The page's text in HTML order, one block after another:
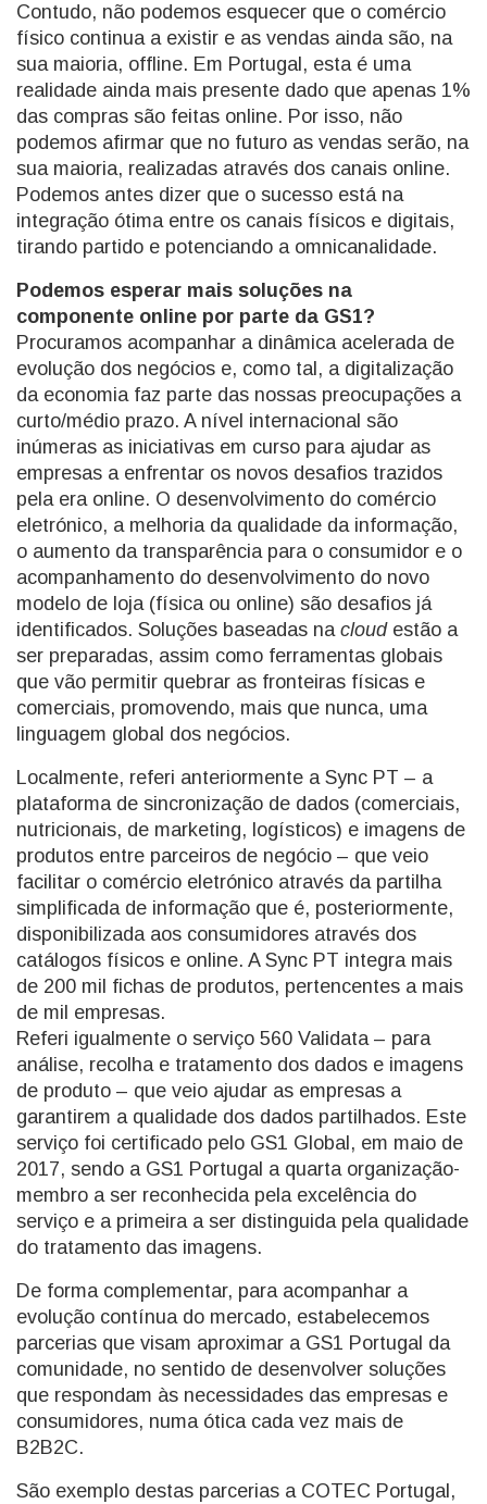
Contudo, não podemos esquecer que o comércio
físico continua a existir e as vendas ainda são, na
sua maioria, offline. Em Portugal, esta é uma
realidade ainda mais presente dado que apenas 1%
das compras são feitas online. Por isso, não
podemos afirmar que no futuro as vendas serão, na
sua maioria, realizadas através dos canais online.
Podemos antes dizer que o sucesso está na
integração ótima entre os canais físicos e digitais,
tirando partido e potenciando a omnicanalidade.
Podemos esperar mais soluções na
componente online por parte da GS1?
Procuramos acompanhar a dinâmica acelerada de
evolução dos negócios e, como tal, a digitalização
da economia faz parte das nossas preocupações a
curto/médio prazo. A nível internacional são
inúmeras as iniciativas em curso para ajudar as
empresas a enfrentar os novos desafios trazidos
pela era online. O desenvolvimento do comércio
eletrónico, a melhoria da qualidade da informação,
o aumento da transparência para o consumidor e o
acompanhamento do desenvolvimento do novo
modelo de loja (física ou online) são desafios já
identificados. Soluções baseadas na cloudestão a
ser preparadas, assim como ferramentas globais
que vão permitir quebrar as fronteiras físicas e
comerciais, promovendo, mais que nunca, uma
linguagem global dos negócios.
Localmente, referi anteriormente a Sync PT – a
plataforma de sincronização de dados (comerciais,
nutricionais, de marketing, logísticos) e imagens de
produtos entre parceiros de negócio – que veio
facilitar o comércio eletrónico através da partilha
simplificada de informação que é, posteriormente,
disponibilizada aos consumidores através dos
catálogos físicos e online. A Sync PT integra mais
de 200 mil fichas de produtos, pertencentes a mais
de mil empresas.
Referi igualmente o serviço 560 Validata – para
análise, recolha e tratamento dos dados e imagens
de produto – que veio ajudar as empresas a
garantirem a qualidade dos dados partilhados. Este
serviço foi certificado pelo GS1 Global, em maio de
2017, sendo a GS1 Portugal a quarta organização-
membro a ser reconhecida pela excelência do
serviço e a primeira a ser distinguida pela qualidade
do tratamento das imagens.
De forma complementar, para acompanhar a
evolução contínua do mercado, estabelecemos
parcerias que visam aproximar a GS1 Portugal da
comunidade, no sentido de desenvolver soluções
que respondam às necessidades das empresas e
consumidores, numa ótica cada vez mais de
B2B2C.
São exemplo destas parcerias a COTEC Portugal,